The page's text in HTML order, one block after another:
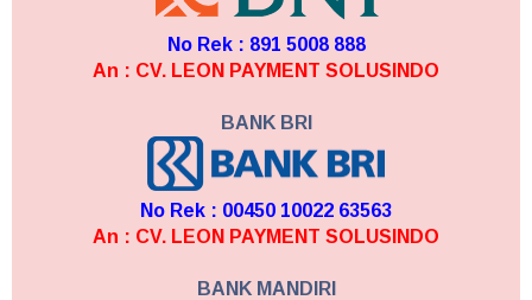
No Rek : 891 5008 888
An : CV. LEON PAYMENT SOLUSINDO
BANK BRI
No Rek : 00450 10022 63563
An : CV. LEON PAYMENT SOLUSINDO
BANK MANDIRI